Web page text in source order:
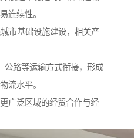
连续性。
市基础设施建设，相关产
公路等运输方式衔接，形成
流水平。
广泛区域的经贸合作与经